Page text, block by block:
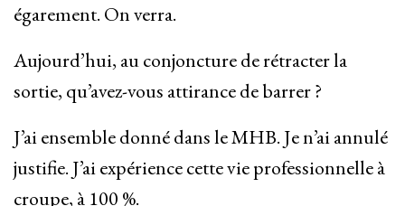
égarement. On verra.
Aujourd’hui, au conjoncture de rétracter la
sortie, qu’avez-vous attirance de barrer ?
J’ai ensemble donné dans le MHB. Je n’ai annulé
justifie. J’ai expérience cette vie professionnelle à
croupe, à 100 %.